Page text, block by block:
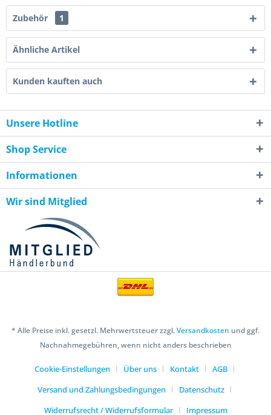
Zubehör 1
Ähnliche Artikel
Kunden kauften auch
Unsere Hotline
Shop Service
Informationen
Wir sind Mitglied
* Alle Preise inkl. gesetzl. Mehrwertsteuer zzgl.Versandkosten und ggf.
Nachnahmegebühren, wenn nicht anders beschrieben
Cookie-Einstellungen Über uns Kontakt
AGB
Versand und Zahlungsbedingungen
Datenschutz
Widerrufsrecht / Widerrufsformular
Impressum